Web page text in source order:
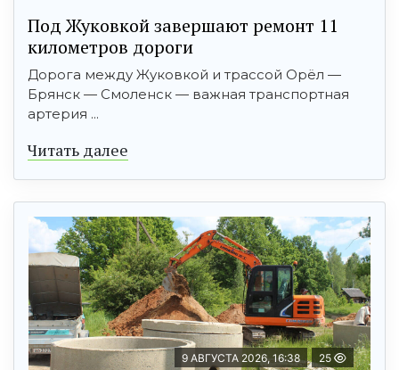
Под Жуковкой завершают ремонт 11
километров дороги
Дорога между Жуковкой и трассой Орёл —
Брянск — Смоленск — важная транспортная
артерия ...
Читать далее
9 АВГУСТА 2026, 16:38 25